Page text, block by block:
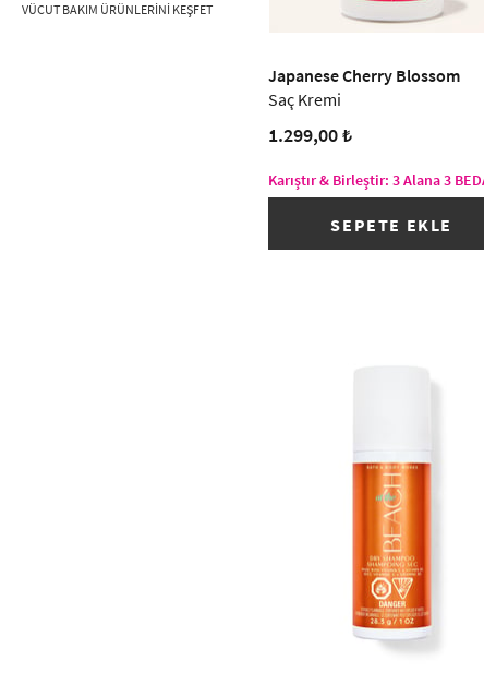
VÜCUT BAKIM ÜRÜNLERINI KEŞFET
Japanese Cherry Blossom
Saç Kremi
1.299,00 ₺
Karıştır & Birleştir: 3 Alana 3
SEPETE EKLE